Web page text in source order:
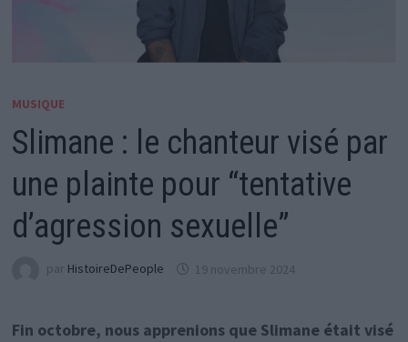
MUSIQUE
Slimane : le chanteur visé par
une plainte pour “tentative
d’agression sexuelle”
par HistoireDePeople 19 novembre 2024
Fin octobre, nous apprenions que Slimane était visé